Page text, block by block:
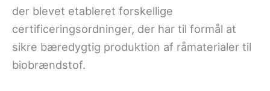
der blevet etableret forskellige
certificeringsordninger, der har til formål at
sikre bæredygtig produktion af råmaterialer til
biobrændstof.